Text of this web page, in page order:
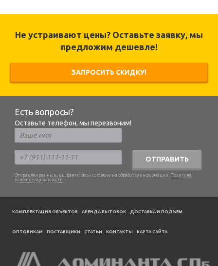
Не устраивают цены? Оставьте заявку, мы
предложим дешевле!
ЗАПРОСИТЬ СКИДКУ!
Есть вопросы?
Оставьте телефон, мы перезвоним!
ОТПРАВИТЬ
Отправляя данные, вы даете свое согласие на обработку информации. Политика
конфиденциальности .
КОМПЛЕКТАЦИЯ ОБЪЕКТОВ АРЕНДА БЫТОВОК ДОСТАВКА И ПОДЪЕМ
ОПТОВИКАМ ПОСТАВЩИКИ CТАТЬИ КОНТАКТЫ КАРТА САЙТА